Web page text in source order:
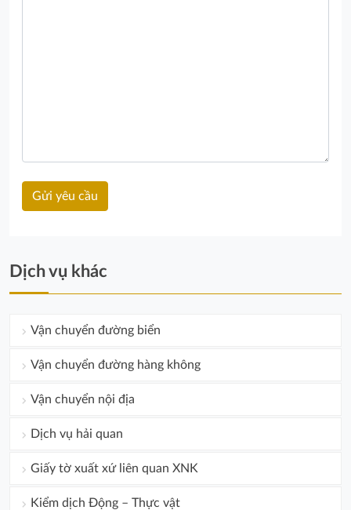
Dịch vụ khác
Vận chuyển đường biển
Vận chuyển đường hàng không
Vận chuyển nội địa
Dịch vụ hải quan
Giấy tờ xuất xứ liên quan XNK
Kiểm dịch Động – Thực vật